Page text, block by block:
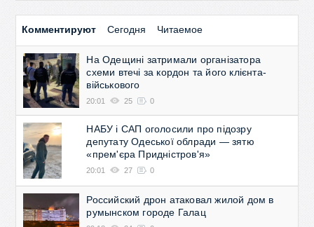
Комментируют Сегодня Читаемое
На Одещині затримали організатора
схеми втечі за кордон та його клієнта-
військового
20:01 25 0
НАБУ і САП оголосили про підозру
депутату Одеської облради — зятю
«прем'єра Придністров'я»
20:01 27 0
Российский дрон атаковал жилой дом в
румынском городе Галац